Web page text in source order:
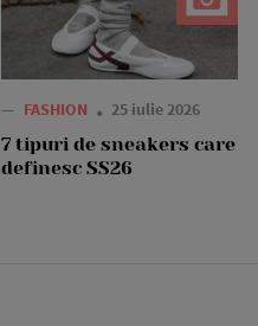
— FASHION 25 iulie 2026
7 tipuri de sneakers care
definesc SS26